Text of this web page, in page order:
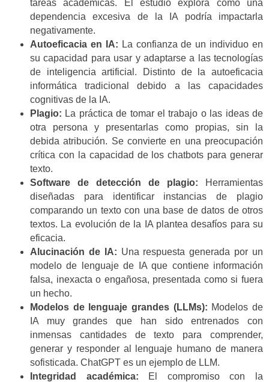
tareas académicas. El estudio explora cómo una
dependencia excesiva de la IA podría impactarla
negativamente.
Autoeficacia en IA: La confianza de un individuo en
su capacidad para usar y adaptarse a las tecnologías
de inteligencia artificial. Distinto de la autoeficacia
informática tradicional debido a las capacidades
cognitivas de la IA.
Plagio: La práctica de tomar el trabajo o las ideas de
otra persona y presentarlas como propias, sin la
debida atribución. Se convierte en una preocupación
crítica con la capacidad de los chatbots para generar
texto.
Software de detección de plagio: Herramientas
diseñadas para identificar instancias de plagio
comparando un texto con una base de datos de otros
textos. La evolución de la IA plantea desafíos para su
eficacia.
Alucinación de IA: Una respuesta generada por un
modelo de lenguaje de IA que contiene información
falsa, inexacta o engañosa, presentada como si fuera
un hecho.
Modelos de lenguaje grandes (LLMs): Modelos de
IA muy grandes que han sido entrenados con
inmensas cantidades de texto para comprender,
generar y responder al lenguaje humano de manera
sofisticada. ChatGPT es un ejemplo de LLM.
Integridad académica: El compromiso con la